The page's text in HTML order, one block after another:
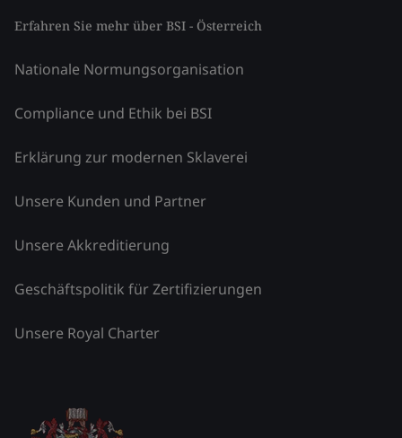
Erfahren Sie mehr über BSI - Österreich
Nationale Normungsorganisation
Compliance und Ethik bei BSI
Erklärung zur modernen Sklaverei
Unsere Kunden und Partner
Unsere Akkreditierung
Geschäftspolitik für Zertifizierungen
Unsere Royal Charter